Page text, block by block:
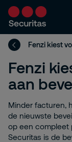
Fenzi
aan
Minder facturen,
de nieuwste
op een compleet
Securitas is de